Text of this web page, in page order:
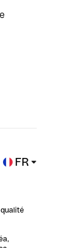
FR
qualité